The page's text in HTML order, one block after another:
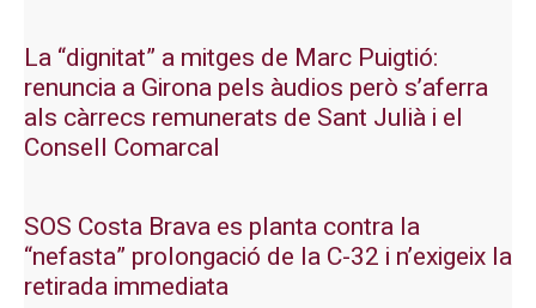
La “dignitat” a mitges de Marc Puigtió:
renuncia a Girona pels àudios però s’aferra
als càrrecs remunerats de Sant Julià i el
Consell Comarcal
SOS Costa Brava es planta contra la
“nefasta” prolongació de la C-32 i n’exigeix la
retirada immediata